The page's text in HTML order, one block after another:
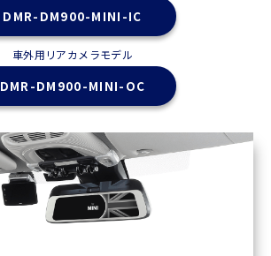
DMR-DM900-MINI-IC
車外用リアカメラモデル
DMR-DM900-MINI-OC